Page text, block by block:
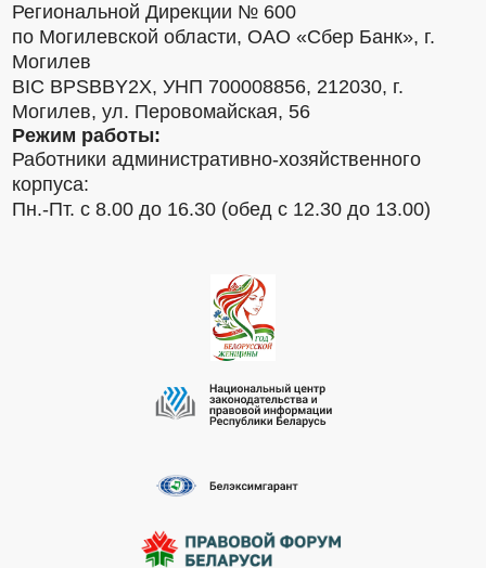
Региональной Дирекции № 600
по Могилевской области, ОАО «Сбер Банк», г.
Могилев
BIC BPSBBY2X, УНП 700008856, 212030, г.
Могилев, ул. Перовомайская, 56
Режим работы:
Работники административно-хозяйственного
корпуса:
Пн.-Пт. с 8.00 до 16.30 (обед с 12.30 до 13.00)